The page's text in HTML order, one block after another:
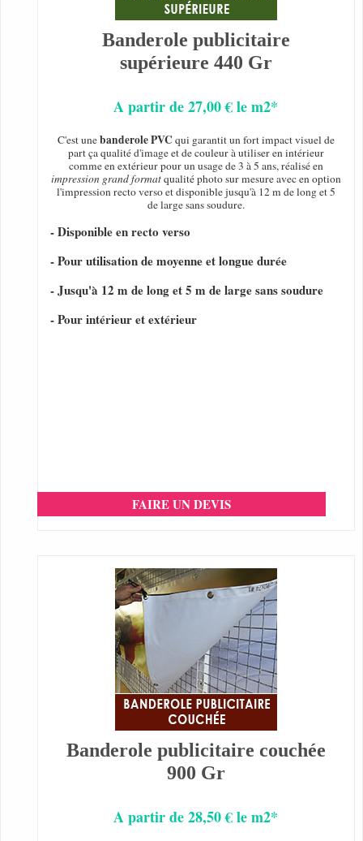
Banderole publicitaire
supérieure 440 Gr
A partir de 27,00 € le m2*
C'est unebanderole PVC qui garantit un fort impact visuel de
part ça qualité d'image et de couleur à utiliser en intérieur
comme en extérieur pour un usage de 3 à 5 ans, réalisé en
impression grand formatqualité photo sur mesure avec en option
l'impression recto verso et disponible jusqu'à 12 m de long et 5
de large sans soudure.
- Disponible en recto verso
- Pour utilisation de moyenne et longue durée
- Jusqu'à 12 m de long et 5 m de large sans soudure
- Pour intérieur et extérieur
FAIRE UN DEVIS
Banderole publicitaire couchée
900 Gr
A partir de 28,50 € le m2*